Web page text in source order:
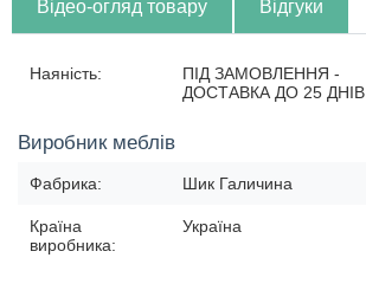
Відео-огляд товару Відгуки
Наяність:
ПІД ЗАМОВЛЕННЯ -
ДОСТАВКА ДО 25 ДНІВ
Виробник меблів
Фабрика: Шик Галичина
Країна
виробника:
Україна